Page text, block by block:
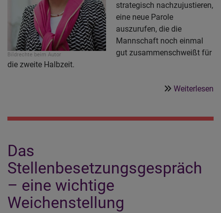
Bildrechte beim Autor
strategisch nachzujustieren,
eine neue Parole
auszurufen, die die
Mannschaft noch einmal
gut zusammenschweißt für
die zweite Halbzeit.
Weiterlesen
Das
Stellenbesetzungsgespräch
– eine wichtige
Weichenstellung